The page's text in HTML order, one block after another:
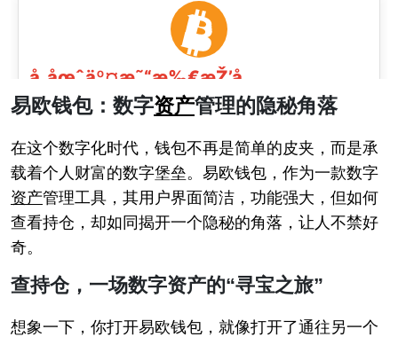
易欧钱包：数字资产管理的隐秘角落
在这个数字化时代，钱包不再是简单的皮夹，而是承
载着个人财富的数字堡垒。易欧钱包，作为一款数字
资产管理工具，其用户界面简洁，功能强大，但如何
查看持仓，却如同揭开一个隐秘的角落，让人不禁好
奇。
查持仓，一场数字资产的“寻宝之旅”
想象一下，你打开易欧钱包，就像打开了通往另一个